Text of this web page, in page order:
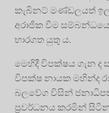
කැබිනට් මණ්ඩලයත්
අරාජික වීම
භාරගත යුතු ය.
මෙහිදී විපක්ෂය ගැන ද
විපක්ෂ නායක මහින්ද
බලවේග විසින්
ප‍්‍රවර්ධනය කරමින්